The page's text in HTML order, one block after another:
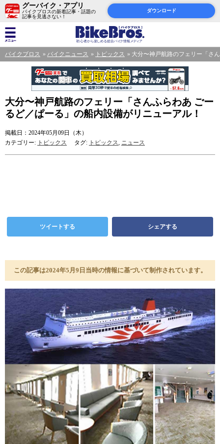
グーバイク・アプリ
バイクブロスの新着記事・話題の
記事を見逃さない！
ダウンロード
バイクブロス バイクニュース トピックス 大分〜神戸航路のフェリー「さ
大分〜神戸航路のフェリー「さんふらわあ ごー
るど／ぱーる」の船内設備がリニューアル！
掲載日：2024年05月09日（木）
カテゴリー: トピックス タグ: トピックス, ニュース
ツイートする シェアする
この記事は2024年5月9日当時の情報に基づいて制作されています。